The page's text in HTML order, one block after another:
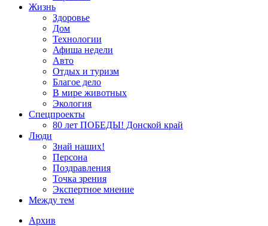
Жизнь
Здоровье
Дом
Технологии
Афиша недели
Авто
Отдых и туризм
Благое дело
В мире животных
Экология
Спецпроекты
80 лет ПОБЕДЫ! Донской край
Люди
Знай наших!
Персона
Поздравления
Точка зрения
Экспертное мнение
Между тем
Архив